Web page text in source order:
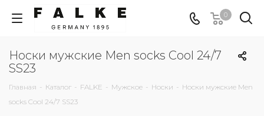
0
Носки мужские Men socks Cool 24/7
SS23
Главная - Каталог - FALKE - Мужское - Носки - Носки мужские Men
socks Cool 24/7 SS23